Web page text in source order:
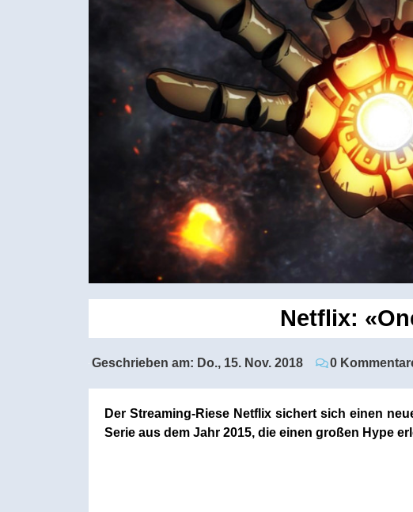
Netflix:
Geschrieben am: Do., 15. Nov. 2018 0
Der Streaming-Riese Netflix sichert sich einen
Serie aus dem Jahr 2015, die einen großen Hype